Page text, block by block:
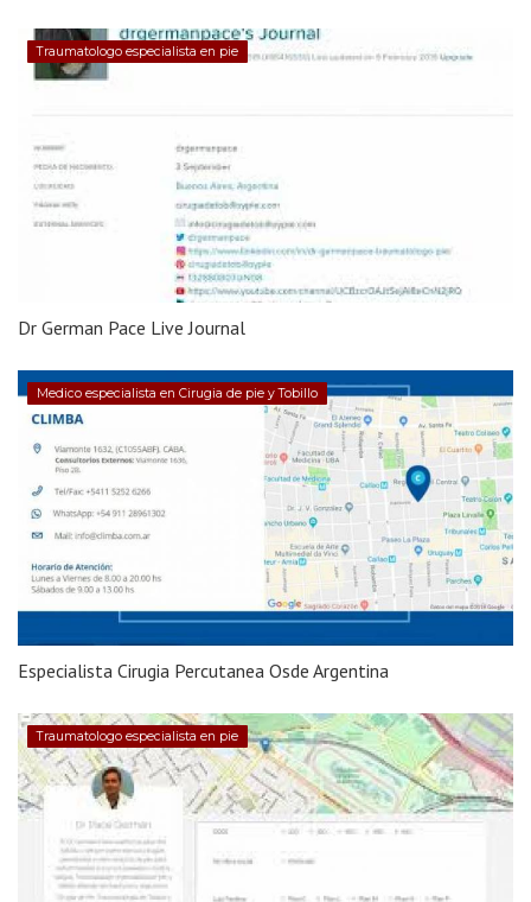
Traumatologo especialista en pie
Dr German Pace Live Journal
Medico especialista en Cirugia de pie y Tobillo
Especialista Cirugia Percutanea Osde Argentina
Traumatologo especialista en pie